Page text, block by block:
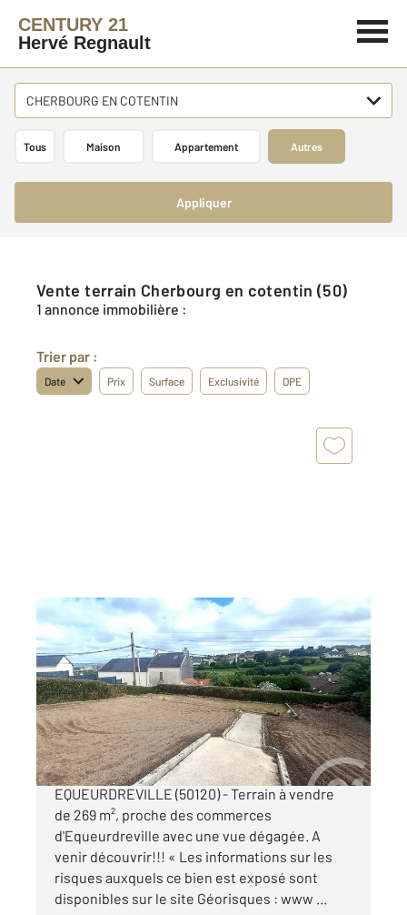
CENTURY 21
Hervé Regnault
CHERBOURG EN COTENTIN
Tous Maison Appartement Autres
Appliquer
Vente terrain Cherbourg en cotentin (50)
1 annonce immobilière :
Trier par :
Date Prix Surface Exclusivité DPE
CHERBOURG EN COTENTIN 50
269 m
Ref : 38269
Terrain à vendre
51 000 €
CHERBOURG EN COTENTIN -
EQUEURDREVILLE (50120) - Terrain à vendre
de 269 m², proche des commerces
d'Equeurdreville avec une vue dégagée. A
venir découvrir!!! « Les informations sur les
risques auxquels ce bien est exposé sont
disponibles sur le site Géorisques : www ...